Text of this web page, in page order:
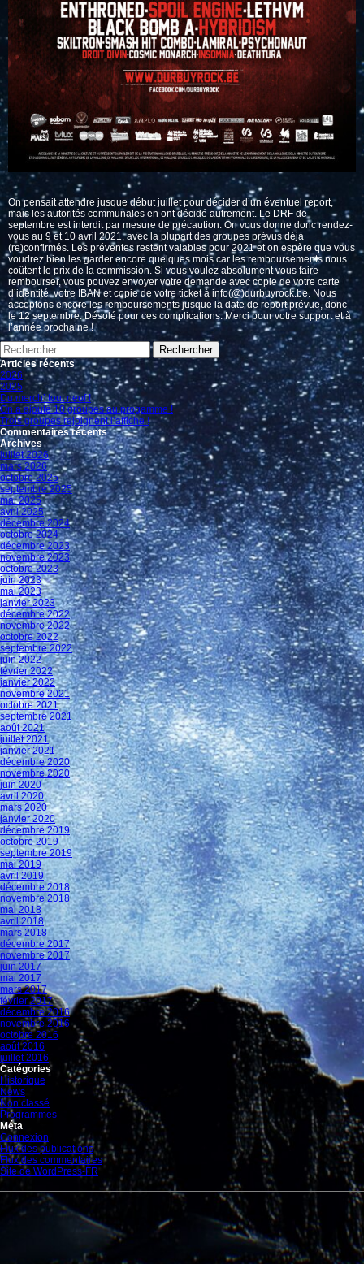
On pensait attendre jusque début juillet pour décider d’un éventuel report,
mais les autorités communales en ont décidé autrement. Le DRF de
septembre est interdit par mesure de précaution. On vous donne donc rendez-
vous au 9 et 10 avril 2021, avec la plupart des groupes prévus déjà
(re)confirmés. Les préventes restent valables pour 2021 et on espère que vous
voudrez bien les garder encore quelques mois car les remboursements nous
coûtent le prix de la commission. Si vous voulez absolument vous faire
rembourser, vous pouvez envoyer votre demande avec copie de votre carte
d’identité, votre IBAN et copie de votre ticket à info(@)durbuyrock.be. Nous
acceptons encore les remboursements jusque la date de report prévue, donc
le 12 septembre. Désolé pour ces complications. Merci pour votre support et à
l’année prochaine !
Rechercher :
Articles récents
2026
2025
Du merch’ tout neuf !
On a ajouté 10 groupes au progamme !
Trois groupes rejoignent l’affiche !
Commentaires récents
Archives
juillet 2026
mars 2026
octobre 2025
septembre 2025
mai 2025
avril 2025
décembre 2024
octobre 2024
décembre 2023
novembre 2023
octobre 2023
juin 2023
mai 2023
janvier 2023
décembre 2022
novembre 2022
octobre 2022
septembre 2022
juin 2022
février 2022
janvier 2022
novembre 2021
octobre 2021
septembre 2021
août 2021
juillet 2021
janvier 2021
décembre 2020
novembre 2020
juin 2020
avril 2020
mars 2020
janvier 2020
décembre 2019
octobre 2019
septembre 2019
mai 2019
avril 2019
décembre 2018
novembre 2018
mai 2018
avril 2018
mars 2018
décembre 2017
novembre 2017
juin 2017
mai 2017
mars 2017
février 2017
décembre 2016
novembre 2016
octobre 2016
août 2016
juillet 2016
Catégories
Historique
News
Non classé
Programmes
Méta
Connexion
Flux des publications
Flux des commentaires
Site de WordPress-FR